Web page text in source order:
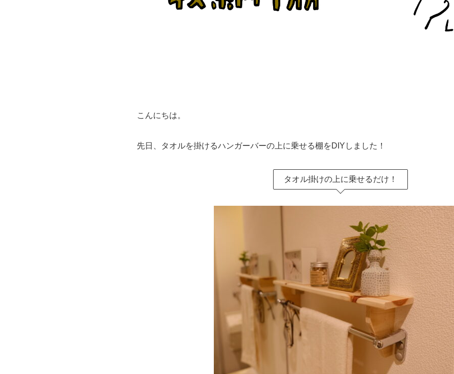
こんにちは。
先日、タオルを掛けるハンガーバーの上に乗せる棚をDIYしました！
タオル掛けの上に乗せるだけ！